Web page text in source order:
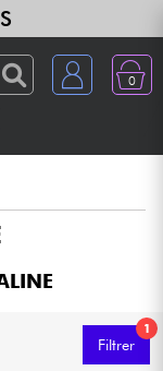
0
1
Filtrer